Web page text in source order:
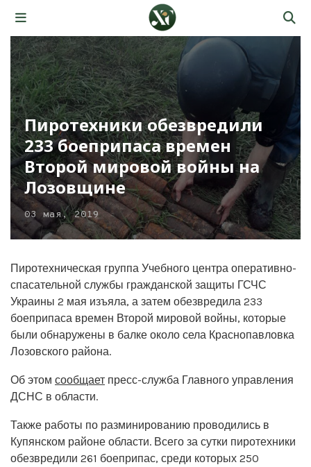
Пиротехники обезвредили
233 боеприпаса времен
Второй мировой войны на
Лозовщине
03 мая, 2019
Пиротехническая группа Учебного центра оперативно-
спасательной службы гражданской защиты ГСЧС
Украины 2 мая изъяла, а затем обезвредила 233
боеприпаса времен Второй мировой войны, которые
были обнаружены в балке около села Краснопавловка
Лозовского района.
Об этом сообщает пресс-служба Главного управления
ДСНС в области.
Также работы по разминированию проводились в
Купянском районе области. Всего за сутки пиротехники
обезвредили 261 боеприпас, среди которых 250